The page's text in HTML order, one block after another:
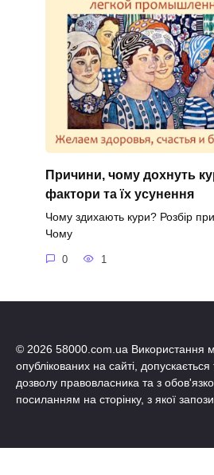
Причини, чому дохнуть
фактори та їх усунення
Чому здихають кури? Розбір
Чому
0 1
© 2026 58000.com.ua Використання
опублікованих на сайті,
дозволу правовласника та з
посиланням на сторінку, з якої